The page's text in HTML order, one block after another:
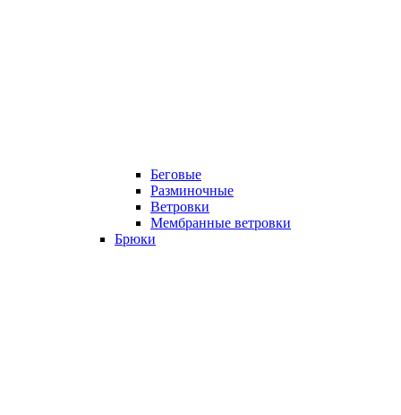
Беговые
Разминочные
Ветровки
Мембранные ветровки
Брюки